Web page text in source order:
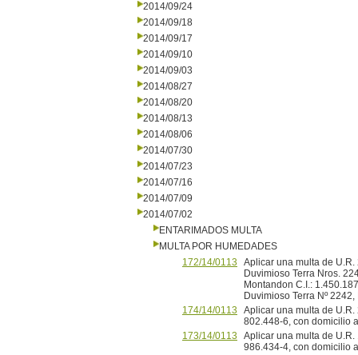
2014/09/24
2014/09/18
2014/09/17
2014/09/10
2014/09/03
2014/08/27
2014/08/20
2014/08/13
2014/08/06
2014/07/30
2014/07/23
2014/07/16
2014/07/09
2014/07/02
ENTARIMADOS MULTA
MULTA POR HUMEDADES
172/14/0113
Aplicar una multa de
Duvimioso Terra Nros.
Montandon C.I.:
Duvimioso Terra Nº
174/14/0113
Aplicar una multa de U.R.
802.448-6, con domicilio
173/14/0113
Aplicar una multa de U.R.
986.434-4, con domicilio